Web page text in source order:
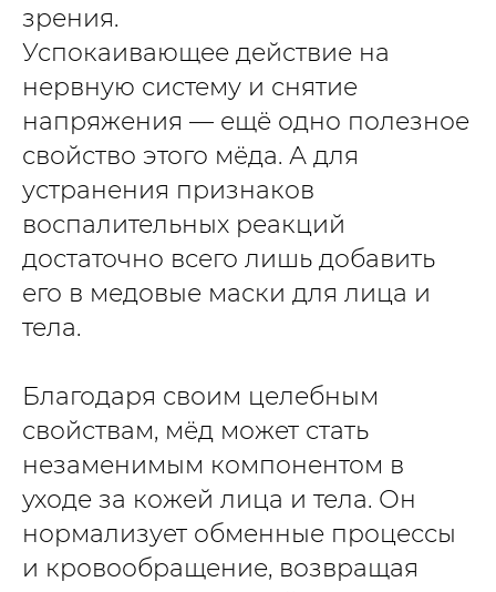
зрения.
Успокаивающее действие на
нервную систему и снятие
напряжения — ещё одно полезное
свойство этого мёда. А для
устранения признаков
воспалительных реакций
достаточно всего лишь добавить
его в медовые маски для лица и
тела.
Благодаря своим целебным
свойствам, мёд может стать
незаменимым компонентом в
уходе за кожей лица и тела. Он
нормализует обменные процессы
и кровообращение, возвращая